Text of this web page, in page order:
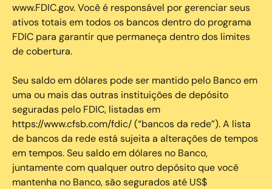
www.FDIC.gov. Você é responsável por gerenciar seus
ativos totais em todos os bancos dentro do programa
FDIC para garantir que permaneça dentro dos limites
de cobertura.
Seu saldo em dólares pode ser mantido pelo Banco em
uma ou mais das outras instituições de depósito
seguradas pelo FDIC, listadas em
https://www.cfsb.com/fdic/ (“bancos da rede”). A lista
de bancos da rede está sujeita a alterações de tempos
em tempos. Seu saldo em dólares no Banco,
juntamente com qualquer outro depósito que você
mantenha no Banco, são segurados até US$